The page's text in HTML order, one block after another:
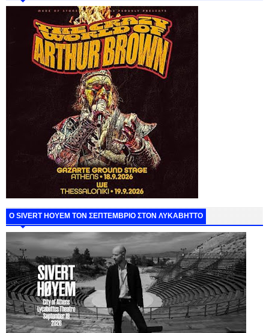
Ο SIVERT HOYEM ΤΟΝ ΣΕΠΤΕΜΒΡΙΟ ΣΤΟΝ ΛΥΚΑΒΗΤΤΟ